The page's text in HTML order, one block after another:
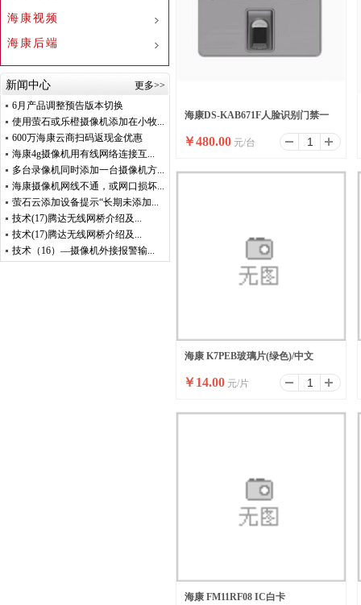
海康视频
海康后端
新闻中心
更多>>
6月产品调整预告版本切换
使用萤石或乐橙摄像机添加在小牧...
600万海康云商扫码返现金优惠
海康4g摄像机用有线网络连接互...
多台录像机同时添加一台摄像机方...
海康摄像机网线不通，或网口损坏...
萤石云添加设备提示“长期未添加...
技术(17)腾达无线网桥介绍及...
技术(17)腾达无线网桥介绍及...
技术（16）—摄像机外接报警输...
海康DS-KAB671F人脸识别门禁一
体机用指纹模块
￥480.00 元/台
海康 K7PEB玻璃片(绿色)/中文
￥14.00 元/片
海康 FM11RF08 IC白卡